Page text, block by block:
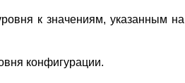
к значениям, указанным на
конфигурации.